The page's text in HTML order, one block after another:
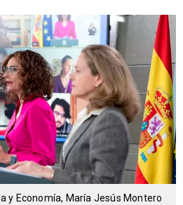
y Economía, María Jesús Montero